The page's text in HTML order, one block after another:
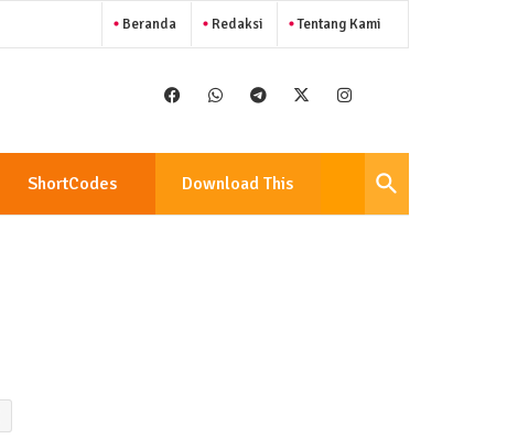
Beranda Redaksi Tentang Kami
ShortCodes Download This